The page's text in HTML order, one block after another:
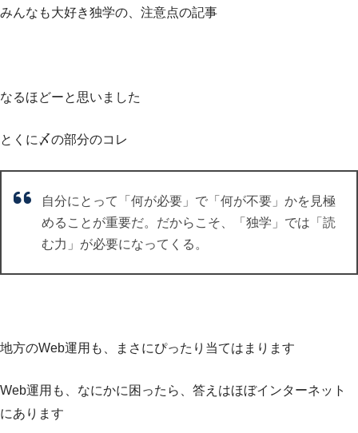
みんなも大好き独学の、注意点の記事
なるほどーと思いました
とくに〆の部分のコレ
自分にとって「何が必要」で「何が不要」かを見極
めることが重要だ。だからこそ、「独学」では「読
む力」が必要になってくる。
地方のWeb運用も、まさにぴったり当てはまります
Web運用も、なにかに困ったら、答えはほぼインターネット
にあります